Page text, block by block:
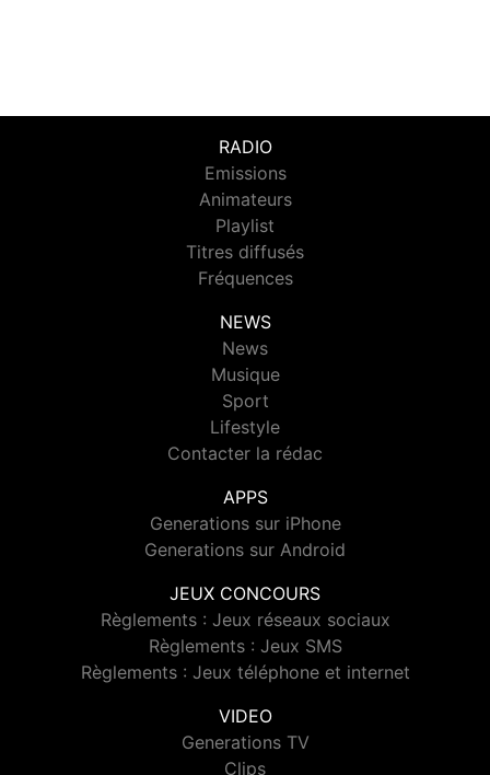
RADIO
Emissions
Animateurs
Playlist
Titres diffusés
Fréquences
NEWS
News
Musique
Sport
Lifestyle
Contacter la rédac
APPS
Generations sur iPhone
Generations sur Android
JEUX CONCOURS
Règlements : Jeux réseaux sociaux
Règlements : Jeux SMS
Règlements : Jeux téléphone et internet
VIDEO
Generations TV
Clips